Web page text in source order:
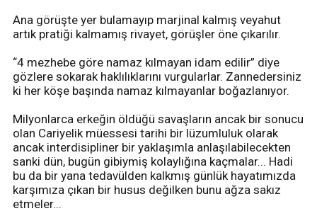
Ana görüşte yer bulamayıp marjinal kalmış veyahut
artık pratiği kalmamış rivayet, görüşler öne çıkarılır.
“4 mezhebe göre namaz kılmayan idam edilir” diye
gözlere sokarak haklılıklarını vurgularlar. Zannedersiniz
ki her köşe başında namaz kılmayanlar boğazlanıyor.
Milyonlarca erkeğin öldüğü savaşların ancak bir sonucu
olan Cariyelik müessesi tarihi bir lüzumluluk olarak
ancak interdisipliner bir yaklaşımla anlaşılabilecekten
sanki dün, bugün gibiymiş kolaylığına kaçmalar... Hadi
bu da bir yana tedavülden kalkmış günlük hayatımızda
karşımıza çıkan bir husus değilken bunu ağza sakız
etmeler...